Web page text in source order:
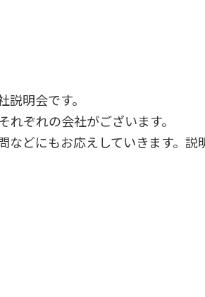
明会です。
ぞれの会社がございます。
どにもお応えしていきます。説